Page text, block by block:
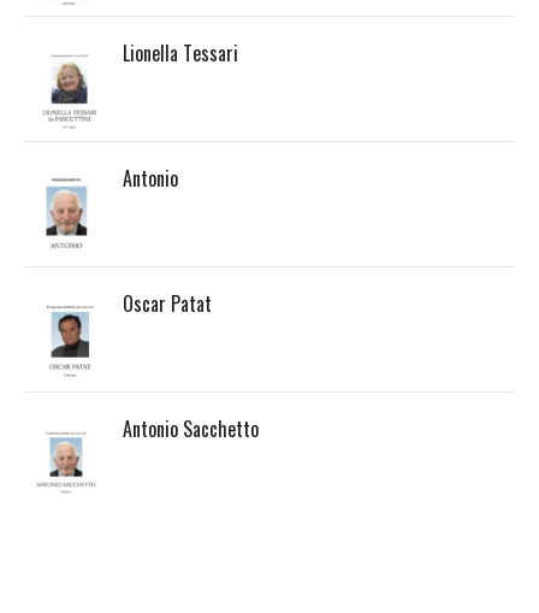
Lionella Tessari
Antonio
Oscar Patat
Antonio Sacchetto